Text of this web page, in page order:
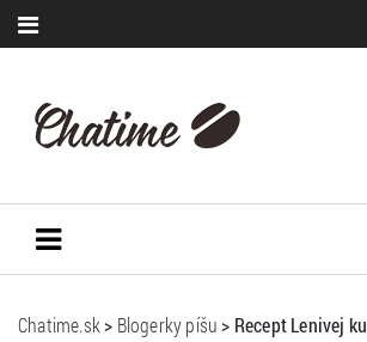
Chatime.sk> Blogerky píšu> Recept Lenivej